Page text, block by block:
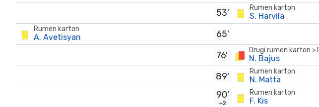
53' Rumen karton
S. Harvila
Rumen karton
A. Avetisyan
65'
76'
Drugi rumen karton >
N. Bajus
89' Rumen karton
N. Matta
90'
+2
Rumen karton
F. Kis